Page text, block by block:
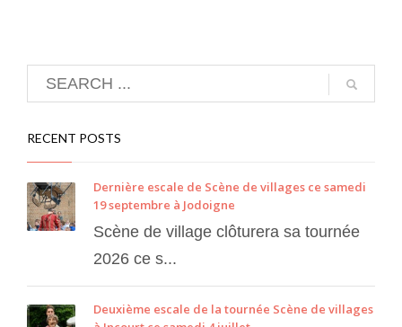
RECENT POSTS
Dernière escale de Scène de villages ce samedi
19 septembre à Jodoigne
Scène de village clôturera sa tournée
2026 ce s...
Deuxième escale de la tournée Scène de villages